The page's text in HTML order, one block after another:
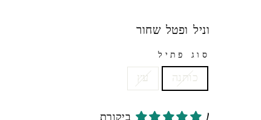
וניל ופטל שחור
סוג פתיל
כותנה עץ